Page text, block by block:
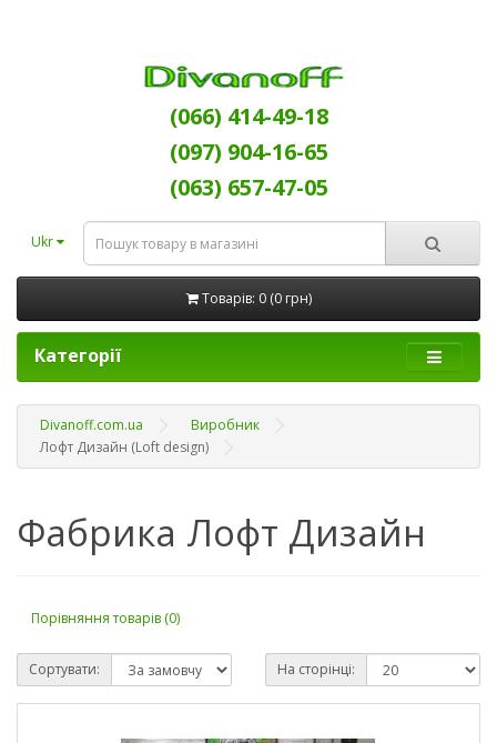
(066) 414-49-18
(097) 904-16-65
(063) 657-47-05
Ukr
Товарів: 0 (0 грн)
Категорії
Divanoff.com.ua
Виробник
Лофт Дизайн (Loft design)
Фабрика Лофт Дизайн
Порівняння товарів (0)
Сортувати: На сторінці: